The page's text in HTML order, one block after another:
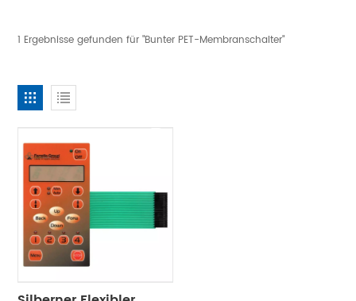
1 Ergebnisse gefunden für "Bunter PET-Membranschalter"